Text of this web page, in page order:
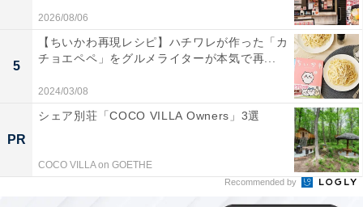
・トムカーガイ：鶏肉のココナッツミルクスープ マッシ
ュルーム ガランガル
・トムヤムクン メナム：手長海老のトムヤムクン レモン
グラス ライム バーズアイ唐辛子
2026/08/06
5
【ちいかわ再現レシピ】ハチワレが作った「カ
チョエペペ」をグルメライターが本気で再...
2024/03/08
PR
シェア別荘「COCO VILLA Owners」3選
COCO VILLA on GOETHE
Recommended by